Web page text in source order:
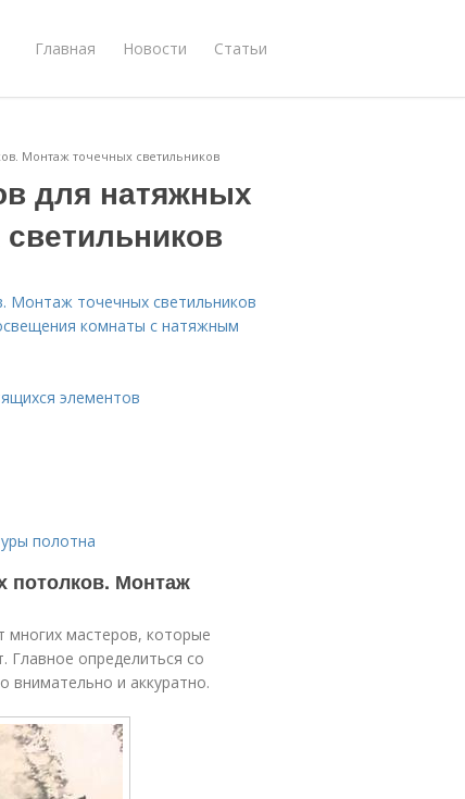
Главная Новости Статьи
Монтаж точечных светильников
для натяжных
Монтаж точечных светильников
комнаты с натяжным
элементов
полотна
потолков. Монтаж
многих мастеров, которые
Главное определиться со
и аккуратно.